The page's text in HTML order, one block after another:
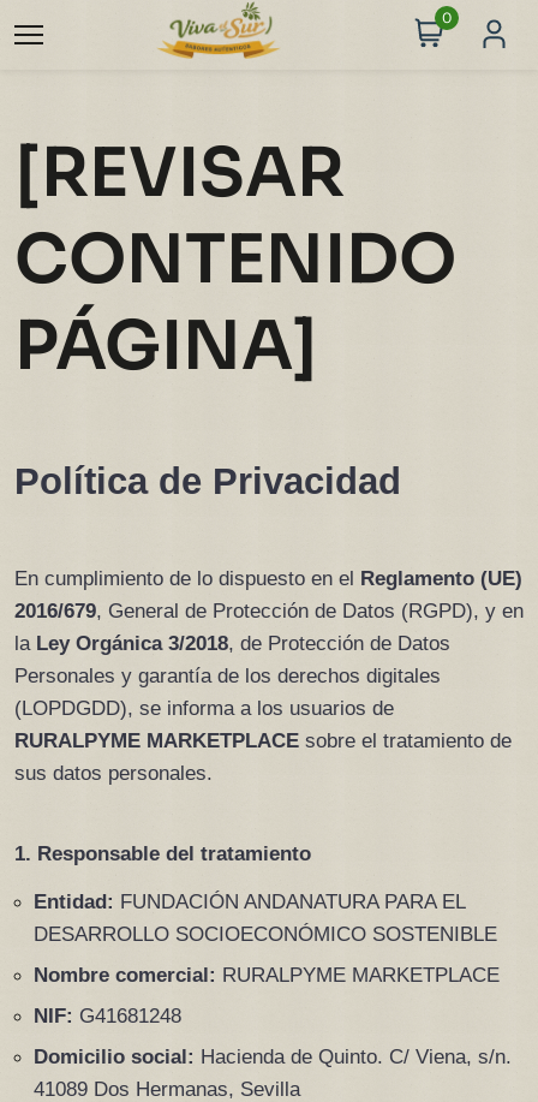
0
[REVISAR
CONTENIDO
PÁGINA]
Política de Privacidad
En cumplimiento de lo dispuesto en el Reglamento (UE)
2016/679, General de Protección de Datos (RGPD), y en
la Ley Orgánica 3/2018, de Protección de Datos
Personales y garantía de los derechos digitales
RURALPYME MARKETPLACE sobre el tratamiento de
sus datos personales.
1. Responsable del tratamiento
Entidad: FUNDACIÓN ANDANATURA PARA EL
DESARROLLO SOCIOECONÓMICO SOSTENIBLE
Nombre comercial: RURALPYME MARKETPLACE
NIF: G41681248
Domicilio social: Hacienda de Quinto. C/ Viena, s/n.
41089 Dos Hermanas, Sevilla